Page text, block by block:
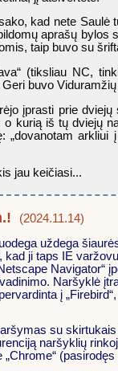
kad nete
aprašų
taip buvo su
(tiksliau NC,
buvo
įprasti prie
kurią iš tų dviejų
„dovanotam
jau keičiasi...
(2024.11.14)
uždega
kad ji taps IE
Navigator“
Naršyklė
į
su
naršyklių